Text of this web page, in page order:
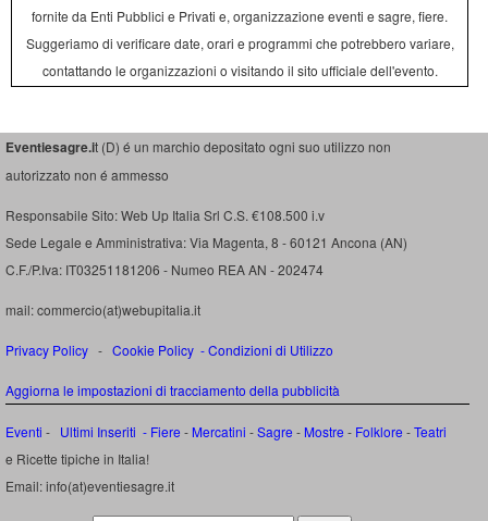
fornite da Enti Pubblici e Privati e, organizzazione eventi e sagre, fiere.
Suggeriamo di verificare date, orari e programmi che potrebbero variare,
contattando le organizzazioni o visitando il sito ufficiale dell'evento.
Eventiesagre.it (D) é un marchio depositato ogni suo utilizzo non
autorizzato non é ammesso
Responsabile Sito: Web Up Italia Srl C.S. €108.500 i.v
Sede Legale e Amministrativa: Via Magenta, 8 - 60121 Ancona (AN)
C.F./P.Iva: IT03251181206 - Numeo REA AN - 202474
mail: commercio(at)webupitalia.it
Privacy Policy - Cookie Policy -Condizioni di Utilizzo
Aggiorna le impostazioni di tracciamento della pubblicità
Eventi - Ultimi Inseriti - Fiere - Mercatini -Sagre - Mostre - Folklore -Teatri
e Ricette tipiche in Italia!
Email: info(at)eventiesagre.it